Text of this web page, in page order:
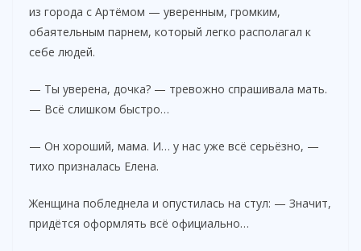
из города с Артёмом — уверенным, громким,
обаятельным парнем, который легко располагал к
себе людей.
— Ты уверена, дочка? — тревожно спрашивала мать.
— Всё слишком быстро…
— Он хороший, мама. И… у нас уже всё серьёзно, —
тихо призналась Елена.
Женщина побледнела и опустилась на стул: — Значит,
придётся оформлять всё официально…